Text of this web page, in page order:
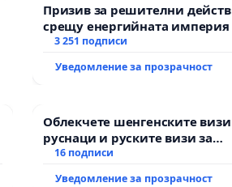
Призив за решителни
срещу енергийната империя
Христо Ковачки!
3 251 подписи
Уведомление за прозрачност
Облекчете шенгенските визи
руснаци и руските визи за
българи
16 подписи
Уведомление за прозрачност